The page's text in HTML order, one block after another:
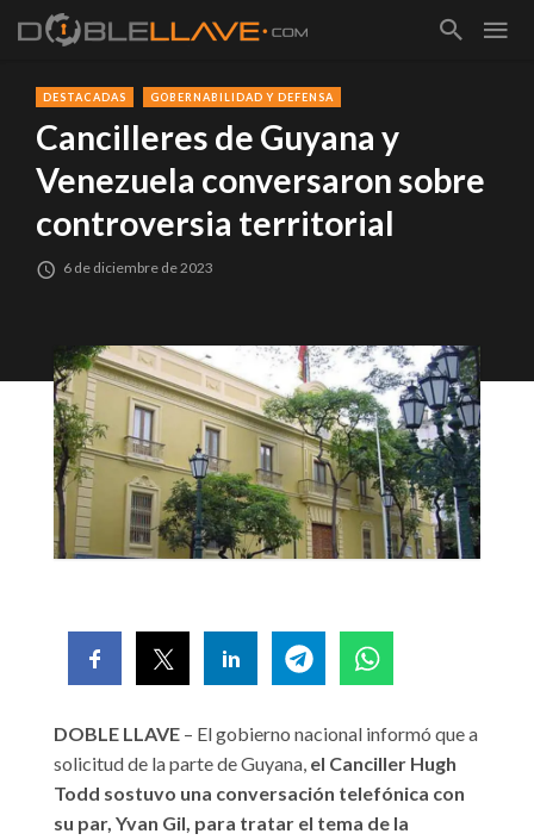
DESTACADAS GOBERNABILIDAD Y DEFENSA
Cancilleres de Guyana y
Venezuela conversaron sobre
controversia territorial
6 de diciembre de 2023
DOBLE LLAVE – El gobierno nacional informó que a
solicitud de la parte de Guyana, el Canciller Hugh
Todd sostuvo una conversación telefónica con
su par, Yvan Gil, para tratar el tema de la